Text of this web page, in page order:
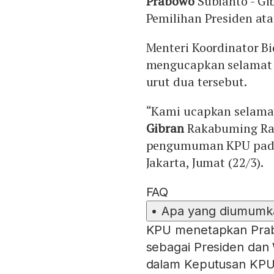
Pemilihan Presiden
Menteri Koordinator
mengucapkan
urut dua tersebut.
“Kami ucapkan
GibranRakabuming
pengumuman KPU
Jakarta, Jumat (22/3).
FAQ
• Apa yang
KPU menetapkan
sebagai Presiden
dalam Keputusan